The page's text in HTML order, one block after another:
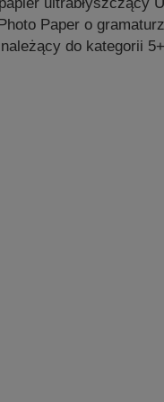
Paper o
należący do kategorii